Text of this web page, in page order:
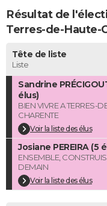
Carte de Noël
Carte Bonne année
Carte Saint-Valentin
Carte Pâques
Carte d'anniversaire
DICTIONNAIRE
COPAINS D'AVANT
S'inscrire
Se connecter
Lycées
Collèges
Primaires
Universités
Entreprises
Service militaire
Avis de recherche
AVIS DE DÉCÈS
FORUM
Bricolage
Lifestyle
Culture
Sport
Auto
Television
Voyage
Cinema
Résultat de
Terres-de-Haute-
Tête de liste
Liste
Sandrine
élus)
BIEN VIVRE A TERRES-
CHARENTE
Voir la liste des élus
Josiane PEREIRA (5
ENSEMBLE,
DEMAIN
Voir la liste des élus